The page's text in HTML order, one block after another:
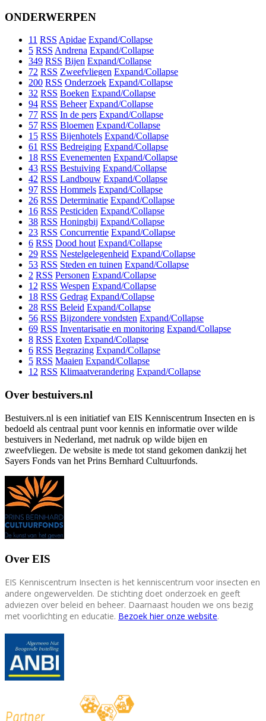
ONDERWERPEN
11 RSS Apidae Expand/Collapse
5 RSS Andrena Expand/Collapse
349 RSS Bijen Expand/Collapse
72 RSS Zweefvliegen Expand/Collapse
200 RSS Onderzoek Expand/Collapse
32 RSS Boeken Expand/Collapse
94 RSS Beheer Expand/Collapse
77 RSS In de pers Expand/Collapse
57 RSS Bloemen Expand/Collapse
15 RSS Bijenhotels Expand/Collapse
61 RSS Bedreiging Expand/Collapse
18 RSS Evenementen Expand/Collapse
43 RSS Bestuiving Expand/Collapse
42 RSS Landbouw Expand/Collapse
97 RSS Hommels Expand/Collapse
26 RSS Determinatie Expand/Collapse
16 RSS Pesticiden Expand/Collapse
38 RSS Honingbij Expand/Collapse
23 RSS Concurrentie Expand/Collapse
6 RSS Dood hout Expand/Collapse
29 RSS Nestelgelegenheid Expand/Collapse
53 RSS Steden en tuinen Expand/Collapse
2 RSS Personen Expand/Collapse
12 RSS Wespen Expand/Collapse
18 RSS Gedrag Expand/Collapse
28 RSS Beleid Expand/Collapse
56 RSS Bijzondere vondsten Expand/Collapse
69 RSS Inventarisatie en monitoring Expand/Collapse
8 RSS Exoten Expand/Collapse
6 RSS Begrazing Expand/Collapse
5 RSS Maaien Expand/Collapse
12 RSS Klimaatverandering Expand/Collapse
Over bestuivers.nl
Bestuivers.nl is een initiatief van EIS Kenniscentrum Insecten en is
bedoeld als centraal punt voor kennis en informatie over wilde
bestuivers in Nederland, met nadruk op wilde bijen en
zweefvliegen. De website is mede tot stand gekomen dankzij het
Sayers Fonds van het Prins Bernhard Cultuurfonds.
Over EIS
EIS Kenniscentrum Insecten is het kenniscentrum voor insecten en
andere ongewervelden. De stichting doet onderzoek en geeft
adviezen over beleid en beheer. Daarnaast houden we ons bezig
met voorlichting en educatie. Bezoek hier onze website.